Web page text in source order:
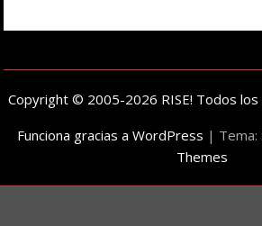
Copyright © 2005-2026 RISE! Todos
Funciona gracias a WordPress |
Themes